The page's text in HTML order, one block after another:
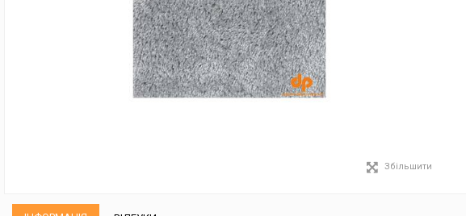
Збільшити